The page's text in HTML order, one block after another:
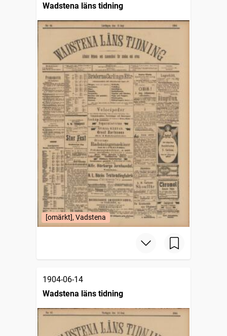
Wadstena läns tidning
[omärkt], Vadstena
1904-06-14
Wadstena läns tidning